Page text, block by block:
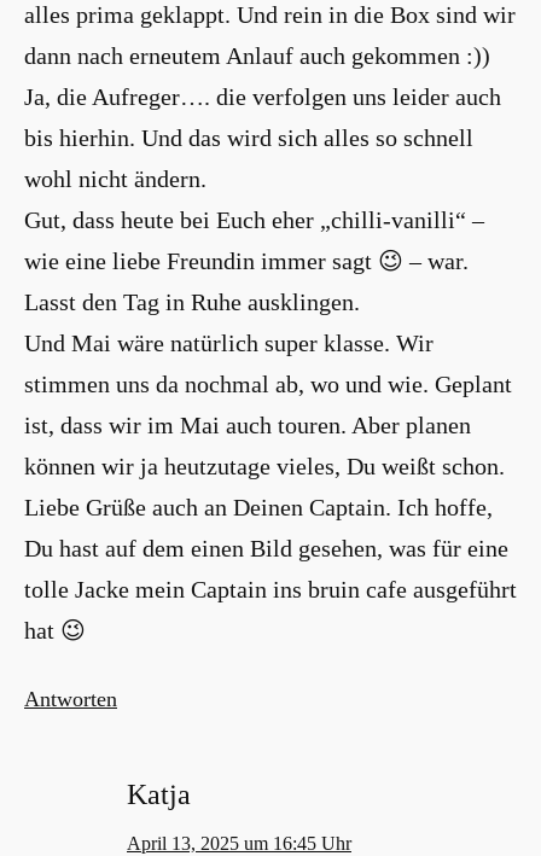
alles prima geklappt. Und rein in die Box sind wir
dann nach erneutem Anlauf auch gekommen :))
Ja, die Aufreger…. die verfolgen uns leider auch
bis hierhin. Und das wird sich alles so schnell
wohl nicht ändern.
Gut, dass heute bei Euch eher „chilli-vanilli“ –
wie eine liebe Freundin immer sagt 😉 – war.
Lasst den Tag in Ruhe ausklingen.
Und Mai wäre natürlich super klasse. Wir
stimmen uns da nochmal ab, wo und wie. Geplant
ist, dass wir im Mai auch touren. Aber planen
können wir ja heutzutage vieles, Du weißt schon.
Liebe Grüße auch an Deinen Captain. Ich hoffe,
Du hast auf dem einen Bild gesehen, was für eine
tolle Jacke mein Captain ins bruin cafe ausgeführt
hat 😉
Antworten
Katja
April 13, 2025 um 16:45 Uhr